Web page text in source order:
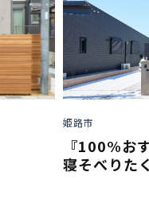
『100%おすす
寝そべりたくな